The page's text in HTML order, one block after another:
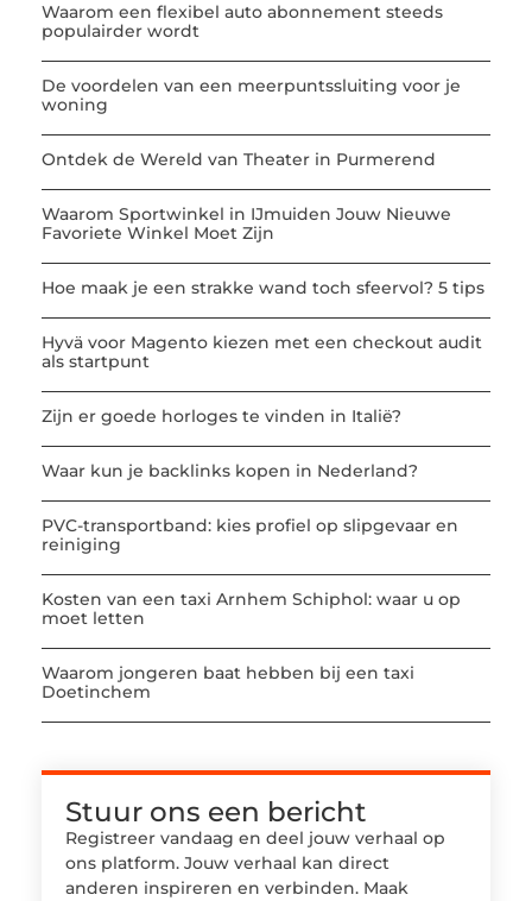
Waarom een flexibel auto abonnement steeds
populairder wordt
De voordelen van een meerpuntssluiting voor je
woning
Ontdek de Wereld van Theater in Purmerend
Waarom Sportwinkel in IJmuiden Jouw Nieuwe
Favoriete Winkel Moet Zijn
Hoe maak je een strakke wand toch sfeervol? 5 tips
Hyvä voor Magento kiezen met een checkout audit
als startpunt
Zijn er goede horloges te vinden in Italië?
Waar kun je backlinks kopen in Nederland?
PVC-transportband: kies profiel op slipgevaar en
reiniging
Kosten van een taxi Arnhem Schiphol: waar u op
moet letten
Waarom jongeren baat hebben bij een taxi
Doetinchem
Stuur ons een bericht
Registreer vandaag en deel jouw verhaal op
ons platform. Jouw verhaal kan direct
anderen inspireren en verbinden. Maak